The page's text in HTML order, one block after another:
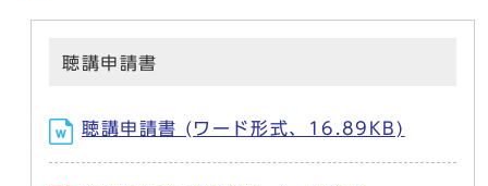
聴講申請書
聴講申請書 (ワード形式、16.89KB)